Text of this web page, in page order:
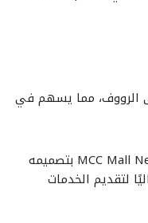
الرووف، مما يسهم في
يتميز مول العاصمة الطبية MCC Mall New Capital بتصميمه
لتقديم الخدمات